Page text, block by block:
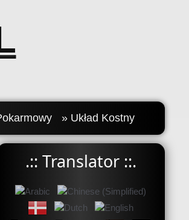
» Układ Kostny
.:: Translator ::.